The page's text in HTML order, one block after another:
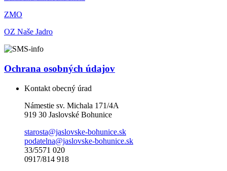
ZMO
OZ Naše Jadro
Ochrana osobných údajov
Kontakt obecný úrad
Námestie sv. Michala 171/4A
919 30 Jaslovské Bohunice
starosta@jaslovske-bohunice.sk
podatelna@jaslovske-bohunice.sk
33/5571 020
0917/814 918